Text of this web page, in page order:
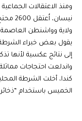
ولاية وواشنطن العاصمة،
يقول بعض خبراء الشرطة
إلى نتائج عكسية لأنها
واندلعت احتجاجات
كندا، أخلت الشرطة
الخميس باستخدام